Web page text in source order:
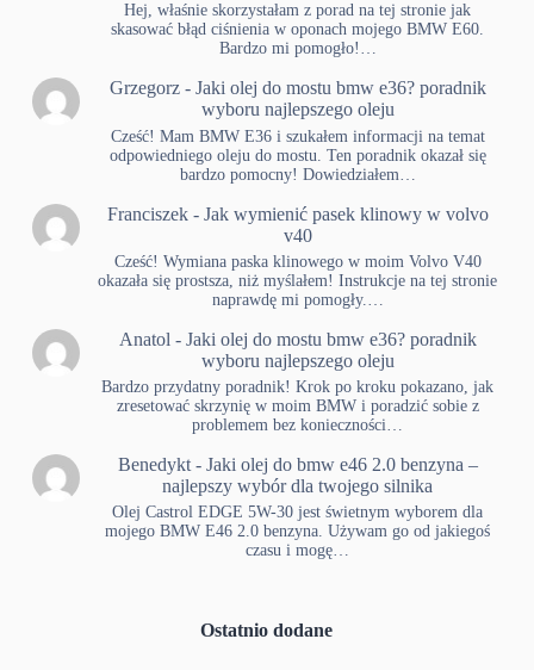
Hej, właśnie skorzystałam z porad na tej stronie jak
skasować błąd ciśnienia w oponach mojego BMW E60.
Bardzo mi pomogło!…
Grzegorz- Jaki olej do mostu bmw e36? poradnik
wyboru najlepszego oleju
Cześć! Mam BMW E36 i szukałem informacji na temat
odpowiedniego oleju do mostu. Ten poradnik okazał się
bardzo pomocny! Dowiedziałem…
Franciszek- Jak wymienić pasek klinowy w volvo
v40
Cześć! Wymiana paska klinowego w moim Volvo V40
okazała się prostsza, niż myślałem! Instrukcje na tej stronie
naprawdę mi pomogły.…
Anatol - Jaki olej do mostu bmw e36? poradnik
wyboru najlepszego oleju
Bardzo przydatny poradnik! Krok po kroku pokazano, jak
zresetować skrzynię w moim BMW i poradzić sobie z
problemem bez konieczności…
Benedykt- Jaki olej do bmw e46 2.0 benzyna –
najlepszy wybór dla twojego silnika
Olej Castrol EDGE 5W-30 jest świetnym wyborem dla
mojego BMW E46 2.0 benzyna. Używam go od jakiegoś
czasu i mogę…
Ostatnio dodane